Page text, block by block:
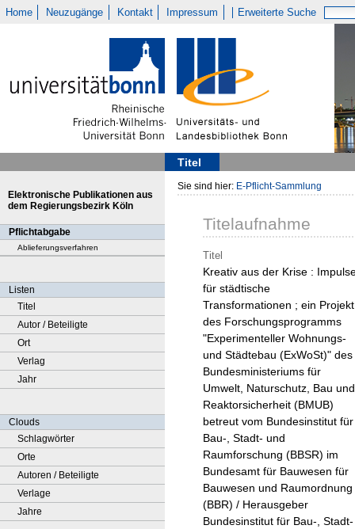
Home Neuzugänge Kontakt Impressum Erweiterte Suche
Titel
Elektronische Publikationen aus
dem Regierungsbezirk Köln
Pflichtabgabe
Ablieferungsverfahren
Listen
Titel
Autor / Beteiligte
Ort
Verlag
Jahr
Clouds
Schlagwörter
Orte
Autoren / Beteiligte
Verlage
Jahre
Sie sind hier: E-Pflicht-Sammlung
Titelaufnahme
Titel
Kreativ aus der Krise :
für städtische
Transformationen ; ein Projekt
des Forschungsprogramms
"Experimenteller Wohnungs-
und Städtebau (ExWoSt)" des
Bundesministeriums für
Umwelt, Naturschutz, Bau und
Reaktorsicherheit (BMUB)
betreut vom Bundesinstitut für
Bau-, Stadt- und
Raumforschung (BBSR) im
Bundesamt für Bauwesen für
Bauwesen und Raumordnung
(BBR) / Herausgeber
Bundesinstitut für Bau-, Stadt-